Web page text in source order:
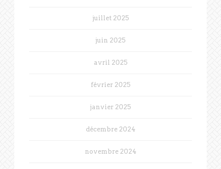
juillet 2025
juin 2025
avril 2025
février 2025
janvier 2025
décembre 2024
novembre 2024